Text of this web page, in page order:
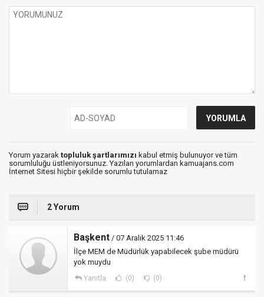
Yorum yazarak topluluk şartlarımızı kabul etmiş bulunuyor ve tüm
sorumluluğu üstleniyorsunuz. Yazılan yorumlardan kamuajans.com
İnternet Sitesi hiçbir şekilde sorumlu tutulamaz
2 Yorum
Başkent / 07 Aralık 2025 11:46
İlçe MEM de Müdürlük yapabilecek şube müdürü
yok muydu
Yanıtla (0) (0)